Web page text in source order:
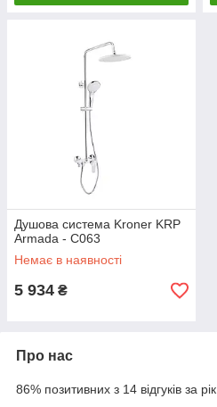
Душова система Kroner KRP
Armada - C063
Немає в наявності
5 934 ₴
Про нас
86% позитивних з 14 відгуків за рік